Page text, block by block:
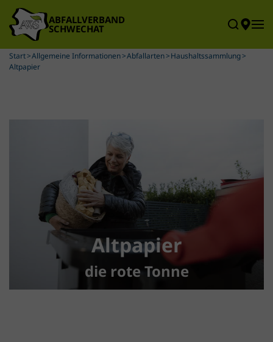
Skip to main content
Start Allgemeine Informationen Abfallarten
Haushaltssammlung
Altpapier
Altpapier
die rote Tonne